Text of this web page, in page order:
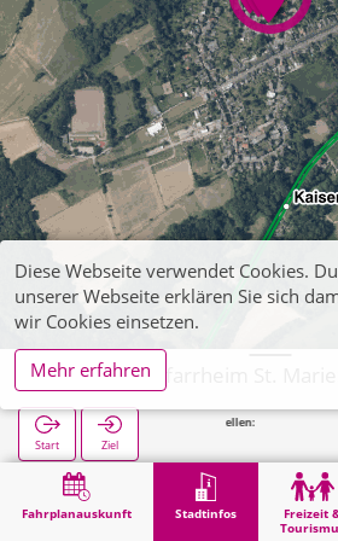
Fahrplanauskunft Stadtinfos
Freizeit
Würselen, Pfarrheim St. Marien
Start Ziel
Nächste Haltestellen:
Stadtinfos Würselen, Pfarrheim St. Marien
Diese Webseite verwendet Cookies.
unserer Webseite erklären Sie sich
wir Cookies einsetzen.
Mehr erfahren